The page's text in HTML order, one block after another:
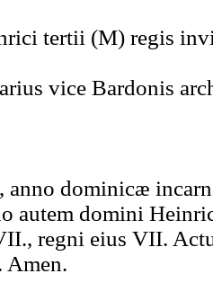
tertii (M) regis
vice Bardonis
dominicæ
autem domini
regni eius VII.
Amen.